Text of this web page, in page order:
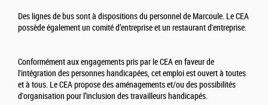
Des lignes de bus sont à dispositions du personnel de Marcoule. Le CEA
possède également un comité d’entreprise et un restaurant d'entreprise.
Conformément aux engagements pris par le CEA en faveur de
l'intégration des personnes handicapées, cet emploi est ouvert à toutes
et à tous. Le CEA propose des aménagements et/ou des possibilités
d'organisation pour l’inclusion des travailleurs handicapés.